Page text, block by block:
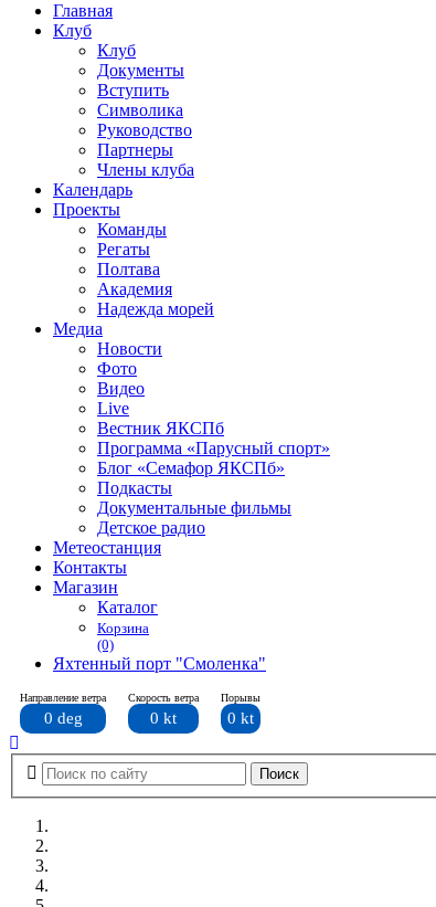
Главная
Клуб
Клуб
Документы
Вступить
Символика
Руководство
Партнеры
Члены клуба
Календарь
Проекты
Команды
Регаты
Полтава
Академия
Надежда морей
Медиа
Новости
Фото
Видео
Live
Вестник ЯКСПб
Программа «Парусный спорт»
Блог «Семафор ЯКСПб»
Подкасты
Документальные фильмы
Детское радио
Метеостанция
Контакты
Магазин
Каталог
Корзина
(0)
Яхтенный порт "Смоленка"
Направление ветра
0 deg
Скорость ветра
0 kt
Порывы
0 kt